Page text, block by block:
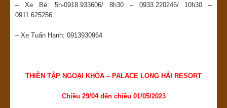
– Xe Bé: 5h-0918.933606/ 8h30 – 0933.220245/ 10h30 –
0911.625256
– Xe Tuấn Hạnh: 0913930964
THIỀN TẬP NGOẠI KHÓA – PALACE LONG HẢI RESORT
Chiều 29/04 đến chiều 01/05/2023